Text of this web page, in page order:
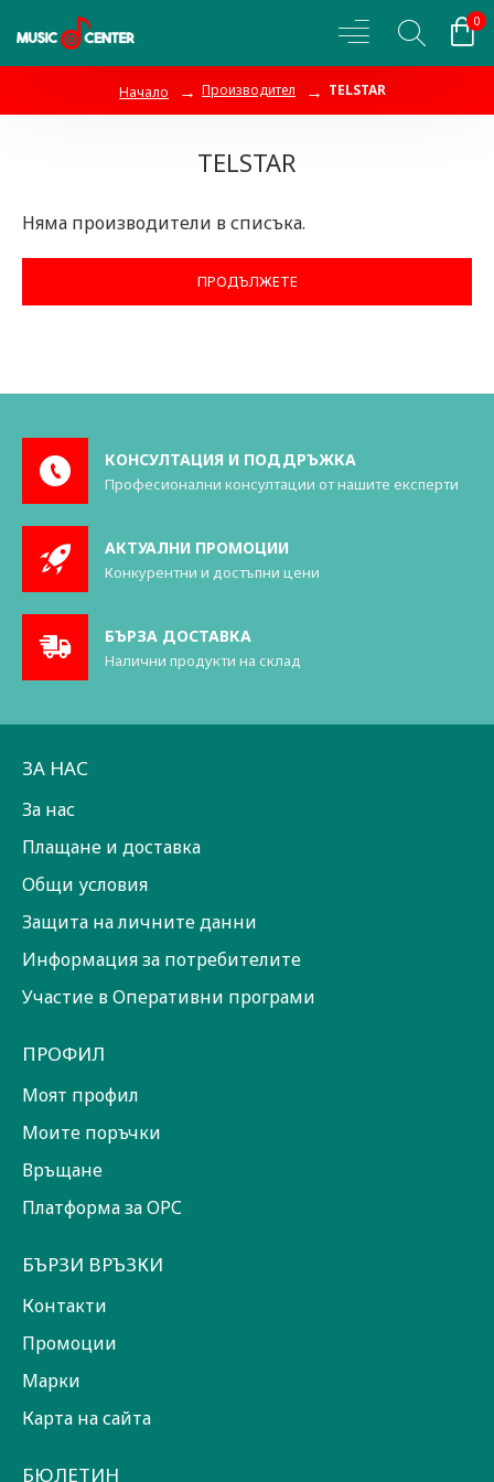
0
Начало Производител TELSTAR
TELSTAR
Няма производители в списъка.
ПРОДЪЛЖЕТЕ
КОНСУЛТАЦИЯ И ПОДДРЪЖКА
Професионални консултации от нашите експерти
АКТУАЛНИ ПРОМОЦИИ
Конкурентни и достъпни цени
БЪРЗА ДОСТАВКА
Налични продукти на склад
ЗА НАС
За нас
Плащане и доставка
Общи условия
Защита на личните данни
Информация за потребителите
Участие в Оперативни програми
ПРОФИЛ
Моят профил
Моите поръчки
Връщане
Платформа за ОРС
БЪРЗИ ВРЪЗКИ
Контакти
Промоции
Марки
Карта на сайта
БЮЛЕТИН